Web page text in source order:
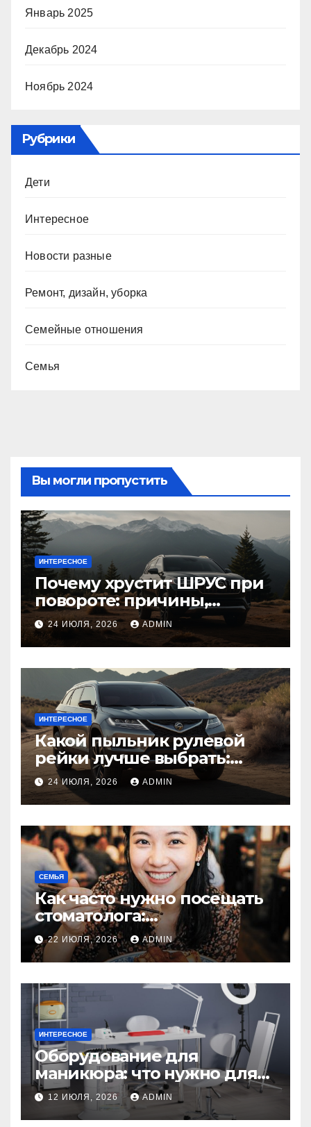
Январь 2025
Декабрь 2024
Ноябрь 2024
Рубрики
Дети
Интересное
Новости разные
Ремонт, дизайн, уборка
Семейные отношения
Семья
Вы могли пропустить
ИНТЕРЕСНОЕ
Почему хрустит ШРУС при
повороте: причины,
диагностика
24 ИЮЛЯ, 2026 ADMIN
ИНТЕРЕСНОЕ
Какой пыльник рулевой
рейки лучше выбрать:
оригинальный или аналог,
резина или полиуретан
24 ИЮЛЯ, 2026 ADMIN
СЕМЬЯ
Как часто нужно посещать
стоматолога:
рекомендации для
здоровья зубов
22 ИЮЛЯ, 2026 ADMIN
ИНТЕРЕСНОЕ
Оборудование для
маникюра: что нужно для
идеального маникюра
12 ИЮЛЯ, 2026 ADMIN